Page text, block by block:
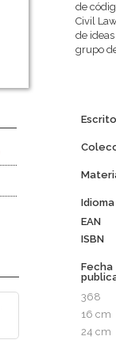
de
Civil
de
grupo
Idioma
EAN
ISBN
Fecha
368
16 cm
24 cm